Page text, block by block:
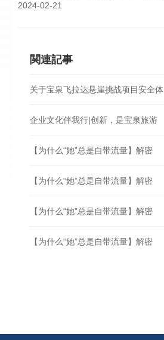
2024-02-21
関連記事
关于宝泉飞拉达悬崖挑战项目安全体
企业文化伴我行|创新，是宝泉旅游
【为什么“她”总是自带流量】解密
【为什么“她”总是自带流量】解密
【为什么“她”总是自带流量】解密
【为什么“她”总是自带流量】解密